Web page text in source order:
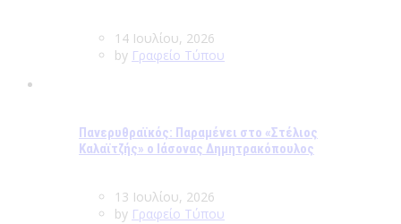
14 Ιουλίου, 2026
by Γραφείο Τύπου
Πανερυθραϊκός: Παραμένει στο «Στέλιος
Καλαϊτζής» ο Ιάσονας Δημητρακόπουλος
13 Ιουλίου, 2026
by Γραφείο Τύπου